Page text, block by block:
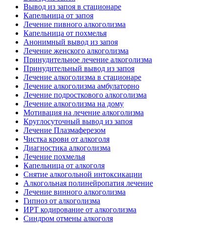
Вывод из запоя в стационаре
Капельница от запоя
Лечение пивного алкоголизма
Капельница от похмелья
Анонимный вывод из запоя
Лечение женского алкоголизма
Принудительное лечение алкоголизма
Принудительный вывод из запоя
Лечение алкоголизма в стационаре
Лечение алкоголизма амбулаторно
Лечение подросткового алкоголизма
Лечение алкоголизма на дому
Мотивация на лечение алкоголизма
Круглосуточный вывод из запоя
Лечение Плазмаферезом
Чистка крови от алкоголя
Диагностика алкоголизма
Лечение похмелья
Капельница от алкоголя
Снятие алкогольной интоксикации
Алкогольная полинейропатия лечение
Лечение винного алкоголизма
Гипноз от алкоголизма
ИРТ кодирование от алкоголизма
Синдром отмены алкоголя